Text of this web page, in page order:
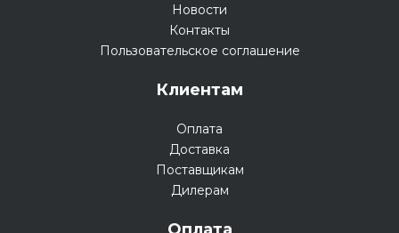
Новости
Контакты
Пользовательское соглашение
Клиентам
Оплата
Доставка
Поставщикам
Дилерам